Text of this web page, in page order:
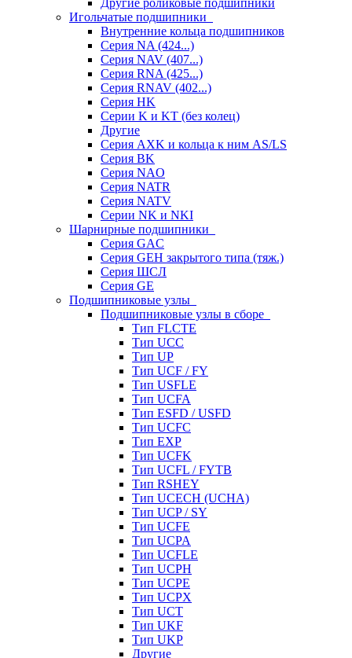
Другие роликовые подшипники
Игольчатые подшипники
Внутренние кольца подшипников
Серия NA (424...)
Серия NAV (407...)
Серия RNA (425...)
Серия RNAV (402...)
Серия HK
Серии K и KT (без колец)
Другие
Серия AXK и кольца к ним AS/LS
Серия BK
Серия NAO
Серия NATR
Серия NATV
Серии NK и NKI
Шарнирные подшипники
Серия GAC
Серия GEH закрытого типа (тяж.)
Серия ШСЛ
Серия GE
Подшипниковые узлы
Подшипниковые узлы в сборе
Тип FLCTE
Тип UCC
Тип UP
Тип UCF / FY
Тип USFLE
Тип UCFA
Тип ESFD / USFD
Тип UCFC
Тип EXP
Тип UCFK
Тип UCFL / FYTB
Тип RSHEY
Тип UCECH (UCHA)
Тип UCP / SY
Тип UCFE
Тип UCPA
Тип UCFLE
Тип UCPH
Тип UCPE
Тип UCPX
Тип UCT
Тип UKF
Тип UKP
Другие